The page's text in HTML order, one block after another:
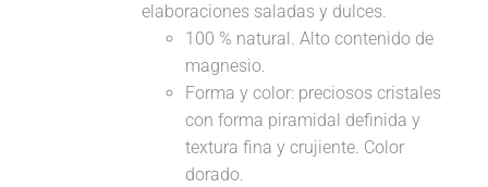
elaboraciones saladas y dulces.
100 % natural. Alto contenido de
magnesio.
Forma y color: preciosos cristales
con forma piramidal definida y
textura fina y crujiente. Color
dorado.